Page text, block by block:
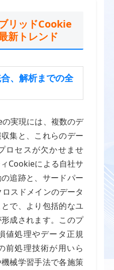
リッドCookie
新トレンド
、解析までの全
実現には、複数のデ
集と、これらのデー
ロセスが欠かせませ
Cookieによる自社サ
追跡と、サードパー
スドメインのデータ
で、より包括的なユ
成されます。このプ
値処理やデータ正規
前処理技術が用いら
械学習手法で各施策